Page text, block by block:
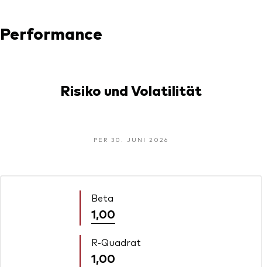
Performance
Risiko und Volatilität
PER 30. JUNI 2026
Beta
1,00
R-Quadrat
1,00